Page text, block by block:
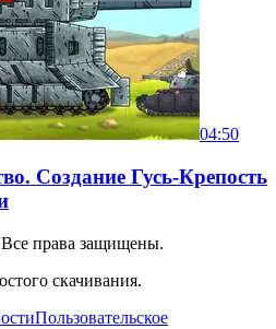
04:50
Создание Гусь-Крепость
права защищены.
скачивания.
Пользовательское